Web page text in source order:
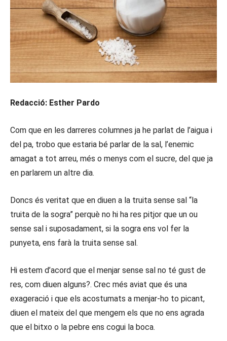
Redacció: Esther Pardo
Com que en les darreres columnes ja he parlat de l’aigua i
del pa, trobo que estaria bé parlar de la sal, l’enemic
amagat a tot arreu, més o menys com el sucre, del que ja
en parlarem un altre dia.
Doncs és veritat que en diuen a la truita sense sal “la
truita de la sogra” perquè no hi ha res pitjor que un ou
sense sal i suposadament, si la sogra ens vol fer la
punyeta, ens farà la truita sense sal.
Hi estem d’acord que el menjar sense sal no té gust de
res, com diuen alguns?. Crec més aviat que és una
exageració i que els acostumats a menjar-ho to picant,
diuen el mateix del que mengem els que no ens agrada
que el bitxo o la pebre ens cogui la boca.